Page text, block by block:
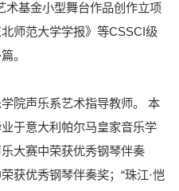
术基金小型舞台作品创作立项
师范大学学报》等CSSCI级
。
声乐系艺术指导教师。 本
于意大利帕尔马皇家音乐学
大赛中荣获优秀钢琴伴奏
获优秀钢琴伴奏奖；“珠江·恺